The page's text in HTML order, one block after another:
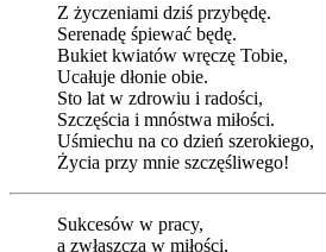
Z życzeniami dziś przybędę.
Serenadę śpiewać będę.
Bukiet kwiatów wręczę Tobie,
Ucałuje dłonie obie.
Sto lat w zdrowiu i radości,
Szczęścia i mnóstwa miłości.
Uśmiechu na co dzień szerokiego,
Życia przy mnie szczęśliwego!
Sukcesów w pracy,
a zwłaszcza w miłości,